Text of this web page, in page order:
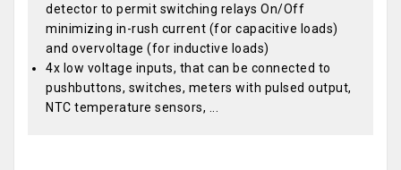
detector to permit switching relays On/Off
minimizing in-rush current (for capacitive loads)
and overvoltage (for inductive loads)
4x low voltage inputs, that can be connected to
pushbuttons, switches, meters with pulsed output,
NTC temperature sensors, ...